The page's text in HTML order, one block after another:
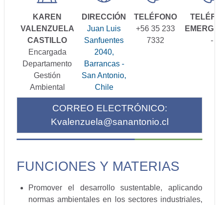
KAREN
VALENZUELA
CASTILLO
Encargada
Departamento
Gestión
Ambiental
DIRECCIÓN
Juan Luis
Sanfuentes
2040,
Barrancas -
San Antonio,
Chile
TELÉFONO
+56 35 233
7332
-
CORREO ELECTRÓNICO:
Kvalenzuela@sanantonio.cl
FUNCIONES Y MATERIAS
Promover el desarrollo sustentable, aplicando
normas ambientales en los sectores industriales,